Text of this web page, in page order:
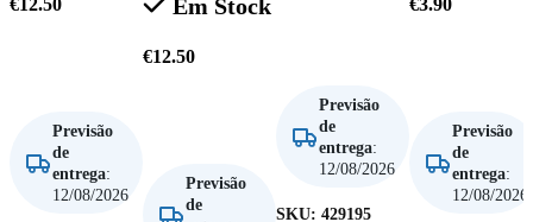
Previsão
de
entrega:
12/08/2026
Em Stock
€12.50
Previsão
de
Previsão
de
entrega:
12/08/2026
SKU: 429195
Previsão
de
entrega:
12/08/2026